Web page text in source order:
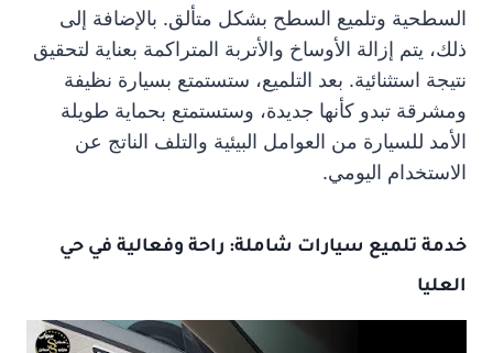
السطحية وتلميع السطح بشكل متألق. بالإضافة إلى
ذلك، يتم إزالة الأوساخ والأتربة المتراكمة بعناية لتحقيق
نتيجة استثنائية. بعد التلميع، ستستمتع بسيارة نظيفة
ومشرقة تبدو كأنها جديدة، وستستمتع بحماية طويلة
الأمد للسيارة من العوامل البيئية والتلف الناتج عن
الاستخدام اليومي.
خدمة تلميع سيارات شاملة: راحة وفعالية في حي
العليا